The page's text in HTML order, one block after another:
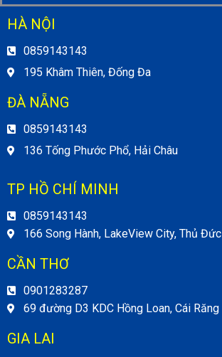
HÀ NỘI
0859143143
195 Khâm Thiên, Đống Đa
ĐÀ NẴNG
0859143143
136 Tống Phước Phổ, Hải Châu
TP HỒ CHÍ MINH
0859143143
166 Song Hành, LakeView City, Thủ Đức
CẦN THƠ
0901283287
69 đường D3 KDC Hồng Loan, Cái Răng
GIA LAI